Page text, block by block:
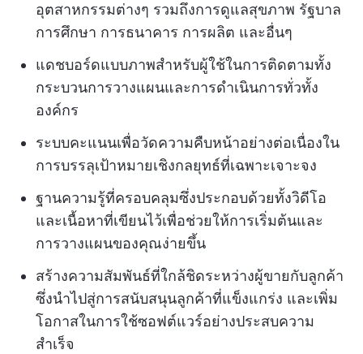
อุตสาหกรรมต่างๆ รวมถึงการดูแลสุขภาพ รัฐบาล
การศึกษา การธนาคาร การผลิต และอื่นๆ
แดชบอร์ดแบบภาพสำหรับผู้ใช้ในการติดตามทั้ง
กระบวนการวางแผนและการดำเนินการทั่วทั้ง
องค์กร
ระบบคะแนนเพื่อวัดความคืบหน้าอย่างต่อเนื่องใน
การบรรลุเป้าหมายเชิงกลยุทธ์ที่เฉพาะเจาะจง
ฐานความรู้ที่ครอบคลุมซึ่งประกอบด้วยทั้งวิดีโอ
และเนื้อหาที่เขียนไว้เพื่อช่วยให้การเริ่มต้นและ
การวางแผนของคุณง่ายขึ้น
สร้างความสัมพันธ์ที่ใกล้ชิดระหว่างผู้ขายกับลูกค้า
ซึ่งนำไปสู่การสนับสนุนลูกค้าที่แข็งแกร่ง และเพิ่ม
โอกาสในการใช้ซอฟต์แวร์อย่างประสบความ
สำเร็จ